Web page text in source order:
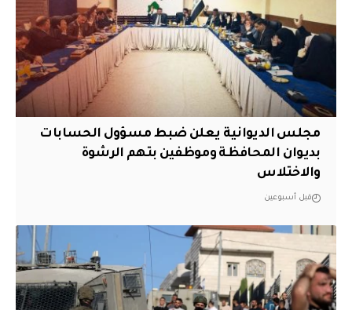
مجلس الديوانية يعلن ضبط مسؤول الحسابات
بديوان المحافظة وموظفين بتهم الرشوة
والاختلاس
قبل أسبوعين